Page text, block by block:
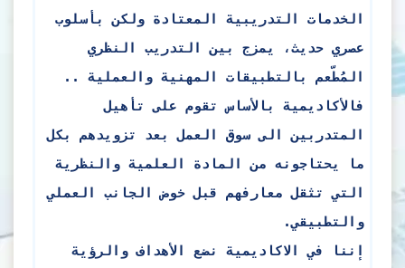
الخدمات التدريبية المعتادة ولكن بأسلوب
عصري حديث، يمزج بين التدريب النظري
المُطّعم بالتطبيقات المهنية والعملية ..
فالأكاديمية بالأساس تقوم على تأهيل
المتدربين الى سوق العمل بعد تزويدهم بكل
ما يحتاجونه من المادة العلمية والنظرية
التي تثقل معارفهم قبل خوض الجانب العملي
والتطبيقي.
إننا في الاكاديمية نضع الأهداف والرؤية